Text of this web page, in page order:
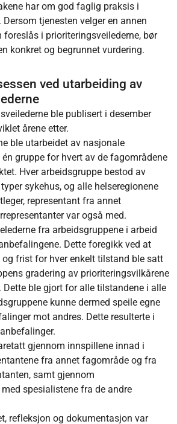
har om god faglig praksis i
tjenesten velger en annen
foreslås i prioriteringsveilederne, bør
konkret og begrunnet vurdering.
ved utarbeiding av
ble publisert i desember
årene etter.
ble utarbeidet av nasjonale
gruppe for hvert av de fagområdene
Hver arbeidsgruppe bestod av
sykehus, og alle helseregionene
representant fra annet
var også med.
fra arbeidsgruppene i arbeid
Dette foregikk ved at
frist for hver enkelt tilstand ble satt
gradering av prioriteringsvilkårene
ble gjort for alle tilstandene i alle
kunne dermed speile egne
mot andres. Dette resulterte i
gjennom innspillene innad i
fra annet fagområde og fra
samt gjennom
spesialistene fra de andre
refleksjon og dokumentasjon var